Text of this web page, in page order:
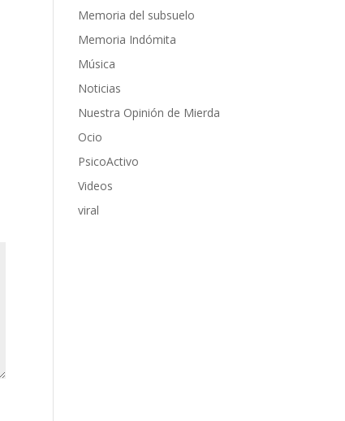
Memoria del subsuelo
Memoria Indómita
Música
Noticias
Nuestra Opinión de Mierda
Ocio
PsicoActivo
Videos
viral